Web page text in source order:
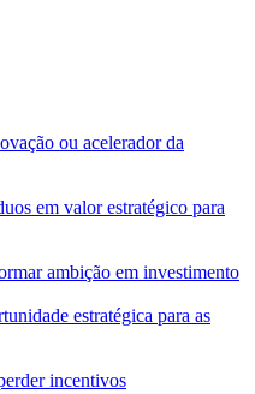
ou acelerador da
em valor estratégico para
ambição em investimento
estratégica para as
incentivos